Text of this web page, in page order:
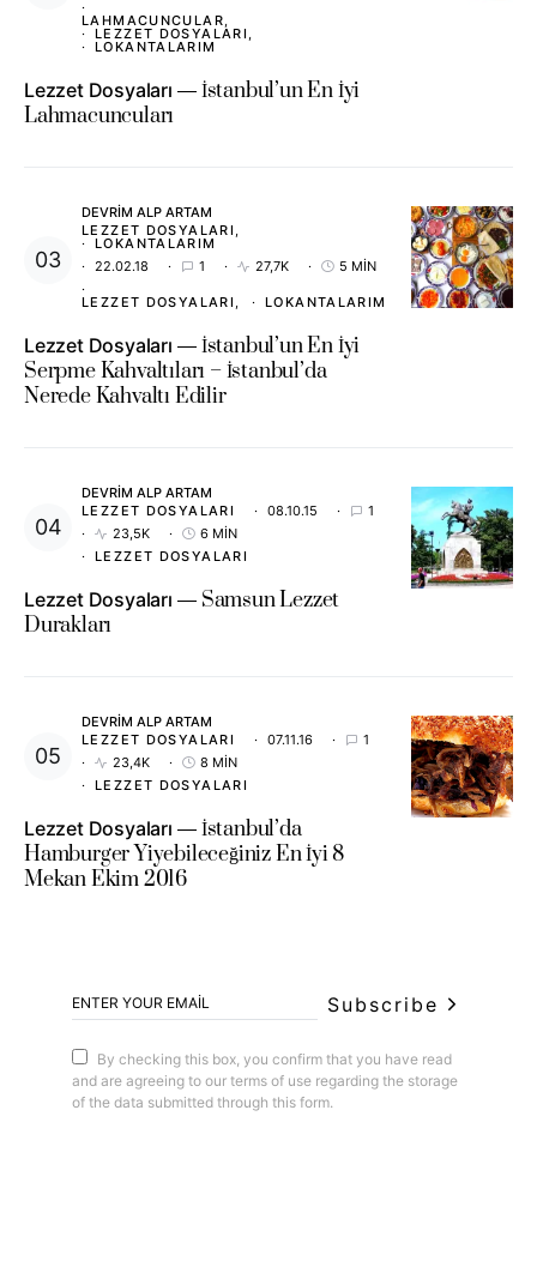
LAHMACUNCULAR
LEZZET DOSYALARI
LOKANTALARIM
Lezzet Dosyaları
İstanbul’un En İyi
Lahmacuncuları
DEVRIM ALP ARTAM
LEZZET DOSYALARI
LOKANTALARIM
22.02.18
1 27,7K 5 MIN
LEZZET DOSYALARI LOKANTALARIM
Lezzet Dosyaları
İstanbul’un En İyi
Serpme Kahvaltıları – İstanbul’da
Nerede Kahvaltı Edilir
DEVRIM ALP ARTAM
LEZZET DOSYALARI
08.10.15
1
23,5K
6 MIN
LEZZET DOSYALARI
Lezzet Dosyaları
Samsun Lezzet
Durakları
DEVRIM ALP ARTAM
LEZZET DOSYALARI
07.11.16
1
23,4K
8 MIN
LEZZET DOSYALARI
Lezzet Dosyaları
İstanbul’da
Hamburger Yiyebileceğiniz En İyi 8
Mekan Ekim 2016
Subscribe
By checking this box, you confirm that you have read
and are agreeing to our terms of use regarding the storage
of the data submitted through this form.